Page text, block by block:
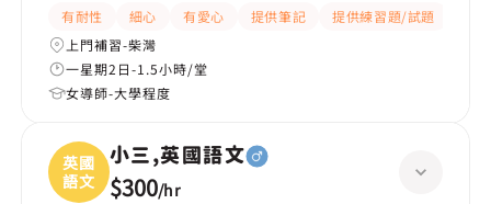
有耐性 細心 有愛心 提供筆記 提供練習題/試題
上門補習-柴灣
一星期2日-1.5小時/堂
女導師-大學程度
英國
語文
小三,英國語文
$300/hr